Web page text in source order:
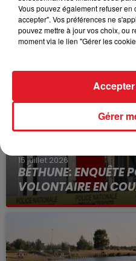
FIL D'ACTUS
15 juillet 2026
BÉTHUNE: ENQUÊTE
VOLONTAIRE EN
Selon les premiers
Vous pouvez également refuser
accepter". Vos préférences ne
pouvez mettre à jour vos choix, ou
moment via le lien "Gérer les
Gérer